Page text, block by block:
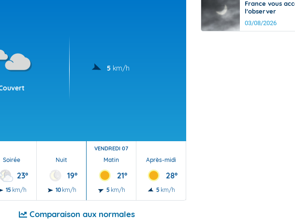
5 km/h
Soirée
23°
15 km/h
Nuit
19°
10 km/h
VENDREDI 07
Matin
21°
5 km/h
Après-midi
28°
5 km/h
Comparaison aux normales
France vous
l'observer
03/08/2026